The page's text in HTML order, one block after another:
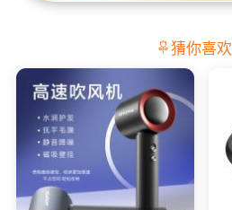
猜你喜欢